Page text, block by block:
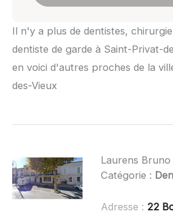
Il n'y a plus de dentistes,
dentiste de garde à Saint-Privat-
en voici d'autres proches de la
des-Vieux
Laurens Bruno
Catégorie :
Adresse : 22